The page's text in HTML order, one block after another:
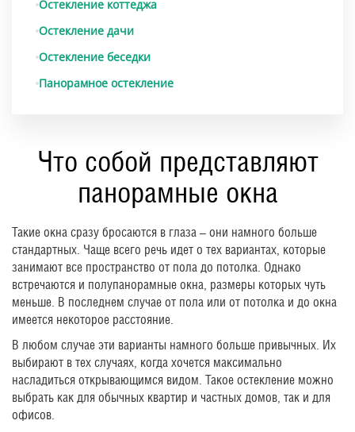
Остекление коттеджа
Остекление дачи
Остекление беседки
Панорамное остекление
Что собой представляют
панорамные окна
Такие окна сразу бросаются в глаза – они намного больше
стандартных. Чаще всего речь идет о тех вариантах, которые
занимают все пространство от пола до потолка. Однако
встречаются и полупанорамные окна, размеры которых чуть
меньше. В последнем случае от пола или от потолка и до окна
имеется некоторое расстояние.
В любом случае эти варианты намного больше привычных. Их
выбирают в тех случаях, когда хочется максимально
насладиться открывающимся видом. Такое остекление можно
выбрать как для обычных квартир и частных домов, так и для
офисов.